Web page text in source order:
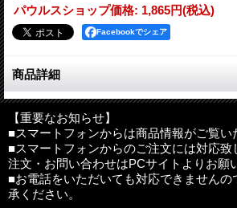
パウルスショップ価格: 1,865円(税込)
Facebookでシェア
商品詳細
ミサ式次第の標準的手話表現をイラスト
る司式、通訳奉仕など、教会常備品として
録では「使徒信条」「栄唱」、新しくなっ
祈り」も掲載。
●目次
本書の使用にあたって
【重要なお知らせ】
■スマートフォンからは商品情報がご覧い
■スマートフォンからのご注文には対応致
注文・お問い合わせはPCサイトよりお願
■お電話をいただいても対応できませんの
承ください。